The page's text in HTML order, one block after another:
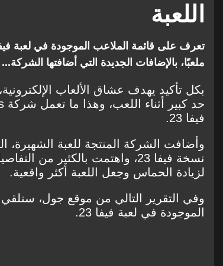
اللعبة
ملعبًا، بالإضافات الجديدة التي أضافتها الشركة...
بكل تأكيد يهدف عشاق الألعاب
فيفا 23.
وأضافت الشركة المنتجة للعبة الشهيرة،
نسخة فيفا 23، واهتمت بالكثير من
لزيادة الحماس وجعل اللعبة أكثر واقعية.
وفي التقرير التالي من موقع جول،
الموجودة في لعبة فيفا 23.